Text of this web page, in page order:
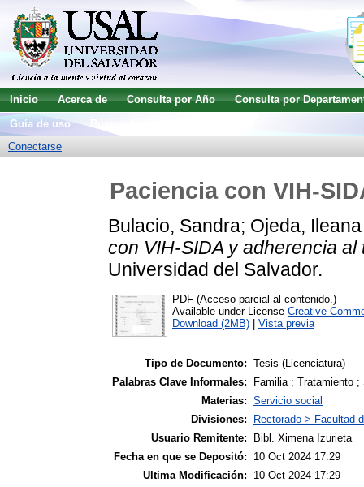
Inicio Acerca de Consulta por Año
Consulta por
Guía de uso
Conectarse
Paciencia con VIH-
Bulacio, Sandra; Ojeda, Ileana
con VIH-SIDA y adherencia al
Universidad del Salvador.
PDF (Acceso parcial al contenido.)
Available under License Creative
Download (2MB)
Vista previa
Tipo de Documento: Tesis (Licenciatura)
Palabras Clave Informales:
Familia ; Tratamiento
Materias: Servicio social
Divisiones:
Rectorado > Facultad
Usuario Remitente:
Bibl. Ximena Izurieta
Fecha en que se Depositó:
10 Oct 2024 17:29
Ultima Modificación:
10 Oct 2024 17:29